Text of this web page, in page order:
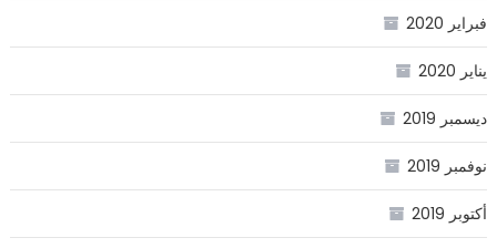
فبراير 2020
يناير 2020
ديسمبر 2019
نوفمبر 2019
أكتوبر 2019